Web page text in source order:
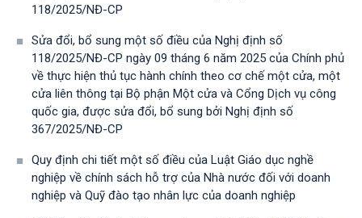
118/2025/NĐ-СР
Sửa đổi, bổ sung một số điều của Nghị định số
118/2025/NĐ-CP ngày 09 tháng 6 năm 2025 của Chính phủ
về thực hiện thủ tục hành chính theo cơ chế một cửa, một
cửa liên thông tại Bộ phận Một cửa và Cổng Dịch vụ công
quốc gia, được sửa đổi, bổ sung bởi Nghị định số
367/2025/NĐ-СР
Quy định chi tiết một số điều của Luật Giáo dục nghề
nghiệp về chính sách hỗ trợ của Nhà nước đối với doanh
nghiệp và Quỹ đào tạo nhân lực của doanh nghiệp